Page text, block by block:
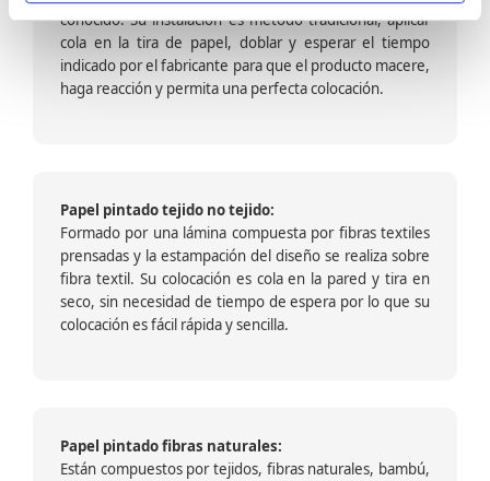
conocido. Su instalación es método tradicional, aplicar
cola en la tira de papel, doblar y esperar el tiempo
indicado por el fabricante para que el producto macere,
haga reacción y permita una perfecta colocación.
Papel pintado tejido no tejido:
Formado por una lámina compuesta por fibras textiles
prensadas y la estampación del diseño se realiza sobre
fibra textil. Su colocación es cola en la pared y tira en
seco, sin necesidad de tiempo de espera por lo que su
colocación es fácil rápida y sencilla.
Papel pintado fibras naturales:
Están compuestos por tejidos, fibras naturales, bambú,